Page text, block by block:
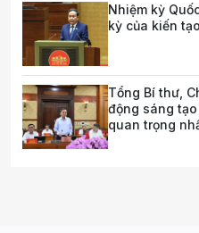
Nhiệm kỳ
kỳ của kiến
Tổng Bí thư,
động sáng
quan trọng